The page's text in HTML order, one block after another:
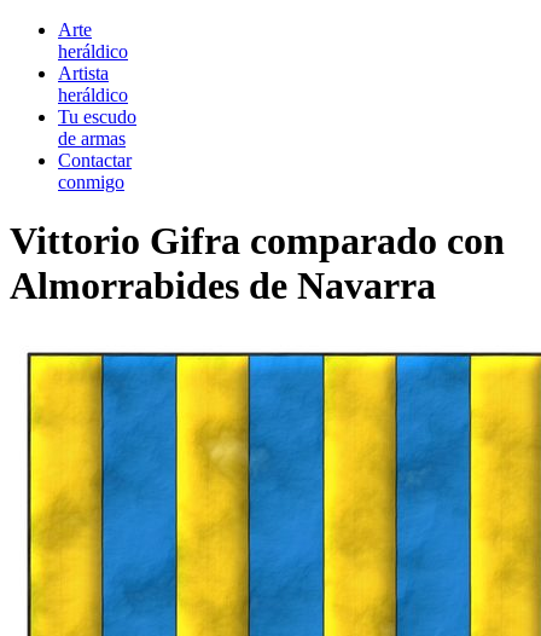
Arte
heráldico
Artista
heráldico
Tu escudo
de armas
Contactar
conmigo
Vittorio Gifra comparado con
Almorrabides de Navarra